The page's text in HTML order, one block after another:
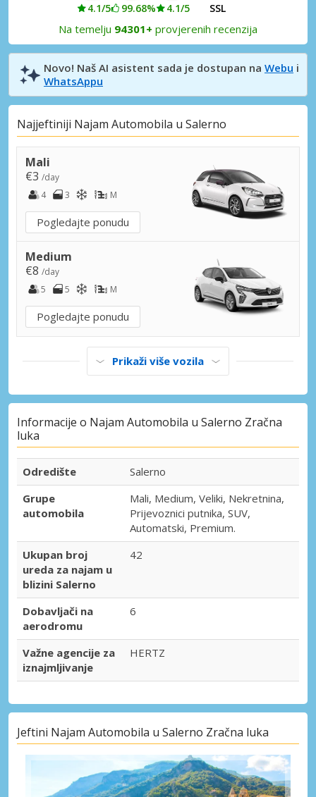
4.1/5 99.68% 4.1/5 SSL
Na temelju 94301+ provjerenih recenzija
Novo! Naš AI asistent sada je dostupan na Webu i
WhatsAppu
Najjeftiniji Najam Automobila u Salerno
Mali
€3 /day
4
3 M
Pogledajte ponudu
Medium
€8 /day
5
5 M
Pogledajte ponudu
Prikaži više vozila
Informacije o Najam Automobila u Salerno Zračna
luka
Odredište
Salerno
Grupe
automobila
Mali, Medium, Veliki, Nekretnina,
Prijevoznici putnika, SUV,
Automatski, Premium.
Ukupan broj
ureda za najam u
blizini Salerno
42
Dobavljači na
aerodromu
6
Važne agencije za
iznajmljivanje
HERTZ
Jeftini Najam Automobila u Salerno Zračna luka